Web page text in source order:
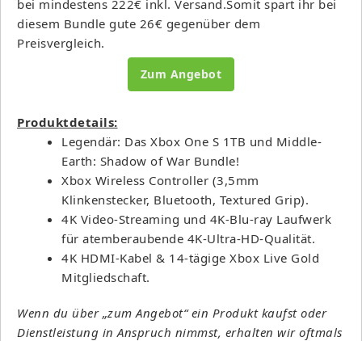
bei mindestens 222€ inkl. Versand.Somit spart ihr bei
diesem Bundle gute 26€ gegenüber dem
Preisvergleich.
Zum Angebot
Produktdetails:
Legendär: Das Xbox One S 1TB und Middle-
Earth: Shadow of War Bundle!
Xbox Wireless Controller (3,5mm
Klinkenstecker, Bluetooth, Textured Grip).
4K Video-Streaming und 4K-Blu-ray Laufwerk
für atemberaubende 4K-Ultra-HD-Qualität.
4K HDMI-Kabel & 14-tägige Xbox Live Gold
Mitgliedschaft.
Wenn du über „zum Angebot“ ein Produkt kaufst oder
Dienstleistung in Anspruch nimmst, erhalten wir oftmals